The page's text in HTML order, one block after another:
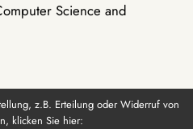
Science and
z.B. Erteilung oder Widerruf von
klicken Sie hier: